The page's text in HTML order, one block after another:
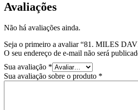
Avaliações
Não há avaliações ainda.
Seja o primeiro a avaliar “81. MILES
O seu endereço de e-mail não será
Sua avaliação *
Sua avaliação sobre o produto *